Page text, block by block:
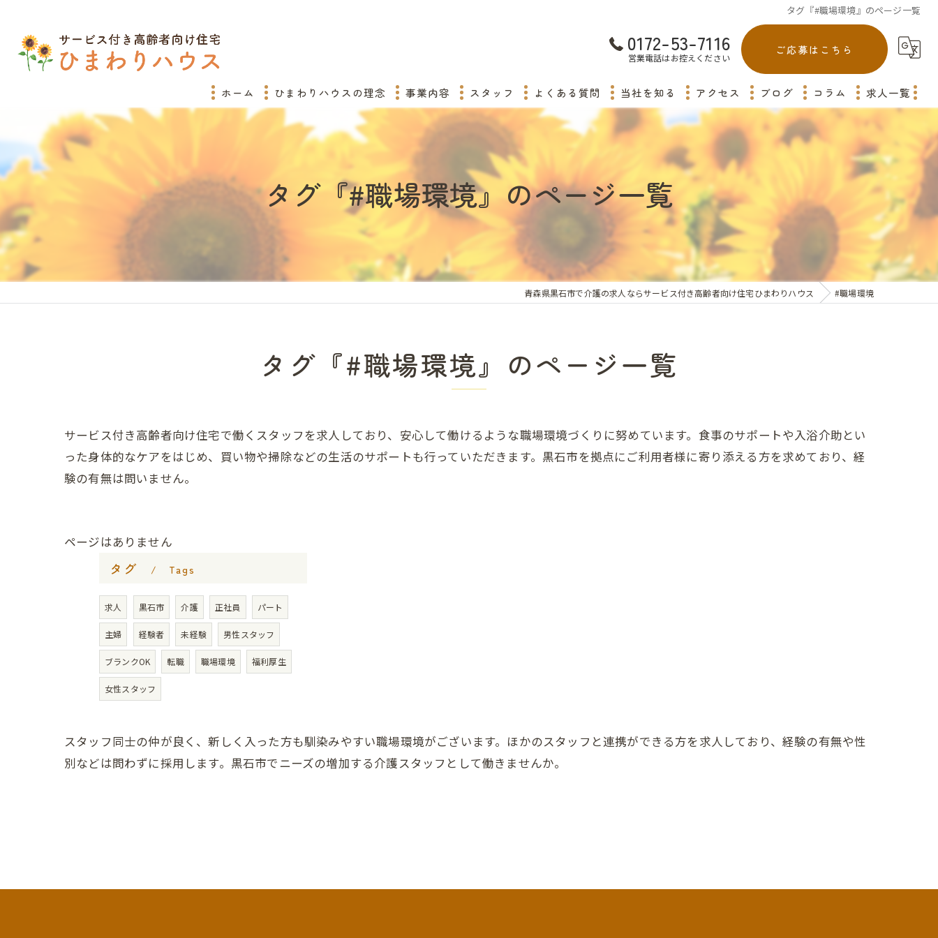
タグ『#職場環境』のページ一覧
0172-53-7116
営業電話はお控えください
ご応募はこちら
ホーム ひまわりハウスの理念 事業内容 スタッフ よくある質問 当社を知る
弘前市の介護
田舎館村の介護
青森市の介護
藤崎町の介護
アクセス ブログ コラム 求人一覧
タグ『#職場環境』のページ一覧
青森県黒石市で介護の求人ならサービス付き高齢者向け住宅ひまわりハウス #職場環境
タグ『#職場環境』のページ一覧
サービス付き高齢者向け住宅で働くスタッフを求人しており、安心して働けるような職場環境づくりに努めています。食事のサポートや入浴介助とい
った身体的なケアをはじめ、買い物や掃除などの生活のサポートも行っていただきます。黒石市を拠点にご利用者様に寄り添える方を求めており、経
験の有無は問いません。
ページはありません
タグ Tags
求人 黒石市 介護 正社員 パート
主婦 経験者 未経験 男性スタッフ
ブランクOK 転職 職場環境 福利厚生
女性スタッフ
スタッフ同士の仲が良く、新しく入った方も馴染みやすい職場環境がございます。ほかのスタッフと連携ができる方を求人しており、経験の有無や性
別などは問わずに採用します。黒石市でニーズの増加する介護スタッフとして働きませんか。
お問い合わせはこちら